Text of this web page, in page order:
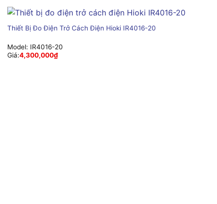
Thiết Bị Đo Điện Trở Cách Điện Hioki IR4016-20
Model: IR4016-20
Giá:4,300,000₫